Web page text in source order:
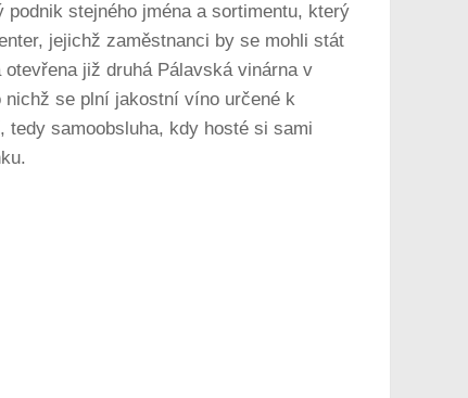
stejného jména a sortimentu, který
jejichž zaměstnanci by se mohli stát
již druhá Pálavská vinárna v
se plní jakostní víno určené k
tedy samoobsluha, kdy hosté si sami